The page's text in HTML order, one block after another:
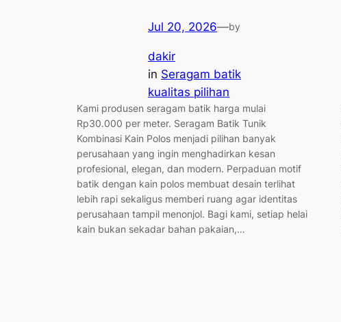
Jul 20, 2026—by
dakir
in Seragam batik
kualitas pilihan
Kami produsen seragam batik harga mulai
Rp30.000 per meter. Seragam Batik Tunik
Kombinasi Kain Polos menjadi pilihan banyak
perusahaan yang ingin menghadirkan kesan
profesional, elegan, dan modern. Perpaduan motif
batik dengan kain polos membuat desain terlihat
lebih rapi sekaligus memberi ruang agar identitas
perusahaan tampil menonjol. Bagi kami, setiap helai
kain bukan sekadar bahan pakaian,…